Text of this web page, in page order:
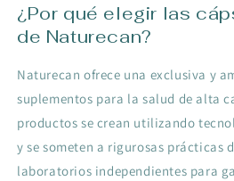
¿Por qué elegir las
de Naturecan?
Naturecan ofrece una exclusiva y
suplementos para la salud de alta
productos se crean utilizando
y se someten a rigurosas prácticas
laboratorios independientes para